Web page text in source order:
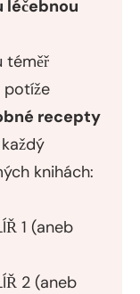
léčebnou
téměř
potíže
recepty
knihách:
1 (aneb
2 (aneb